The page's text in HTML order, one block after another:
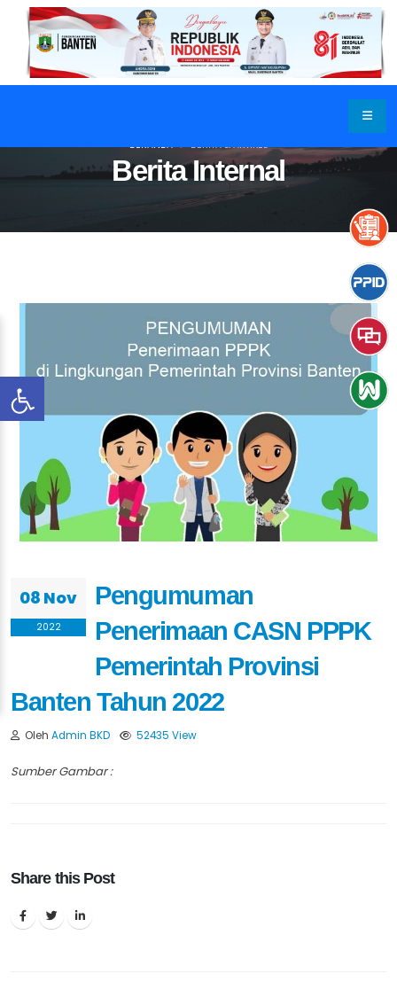
Berita Internal
BERANDA BERITA & ARTIKEL
08 Nov
2022
Pengumuman
Penerimaan CASN PPPK
Pemerintah Provinsi
Banten Tahun 2022
Oleh Admin BKD 52435 View
Sumber Gambar :
Share this Post